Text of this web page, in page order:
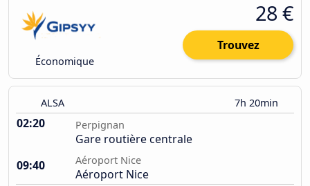
Économique
28 €
Trouvez
ALSA 7h 20min
02:20 Perpignan
Gare routière centrale
09:40
Aéroport Nice
Aéroport Nice